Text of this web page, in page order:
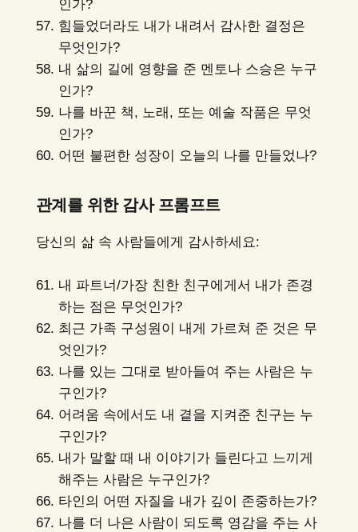
인가?
힘들었더라도 내가 내려서 감사한 결정은
무엇인가?
내 삶의 길에 영향을 준 멘토나 스승은 누구
인가?
나를 바꾼 책, 노래, 또는 예술 작품은 무엇
인가?
어떤 불편한 성장이 오늘의 나를 만들었나?
관계를 위한 감사 프롬프트
당신의 삶 속 사람들에게 감사하세요:
내 파트너/가장 친한 친구에게서 내가 존경
하는 점은 무엇인가?
최근 가족 구성원이 내게 가르쳐 준 것은 무
엇인가?
나를 있는 그대로 받아들여 주는 사람은 누
구인가?
어려움 속에서도 내 곁을 지켜준 친구는 누
구인가?
내가 말할 때 내 이야기가 들린다고 느끼게
해주는 사람은 누구인가?
타인의 어떤 자질을 내가 깊이 존중하는가?
나를 더 나은 사람이 되도록 영감을 주는 사